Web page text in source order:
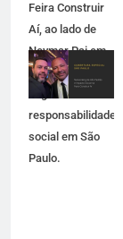
Feira Construir
Aí, ao lado de
Neymar Pai em
evento de
negócios e
responsabilidade
social em São
Paulo.